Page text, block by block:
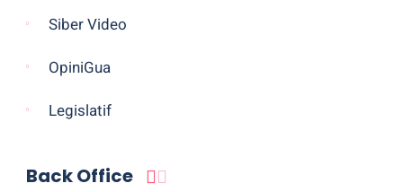
Siber Video
OpiniGua
Legislatif
Back Office